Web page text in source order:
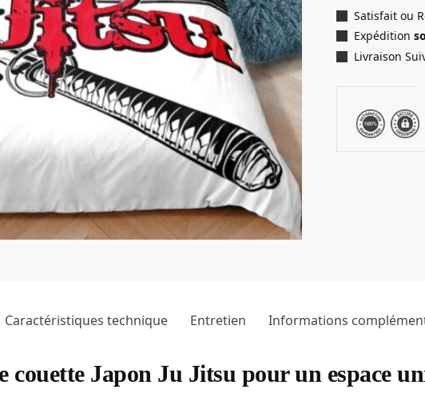
Satisfait ou
Expédition
Livraison
Caractéristiques technique Entretien Informations
couette Japon Ju Jitsu pour un espace